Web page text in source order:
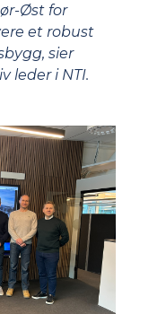
Øst for
et robust
sier
leder i NTI.